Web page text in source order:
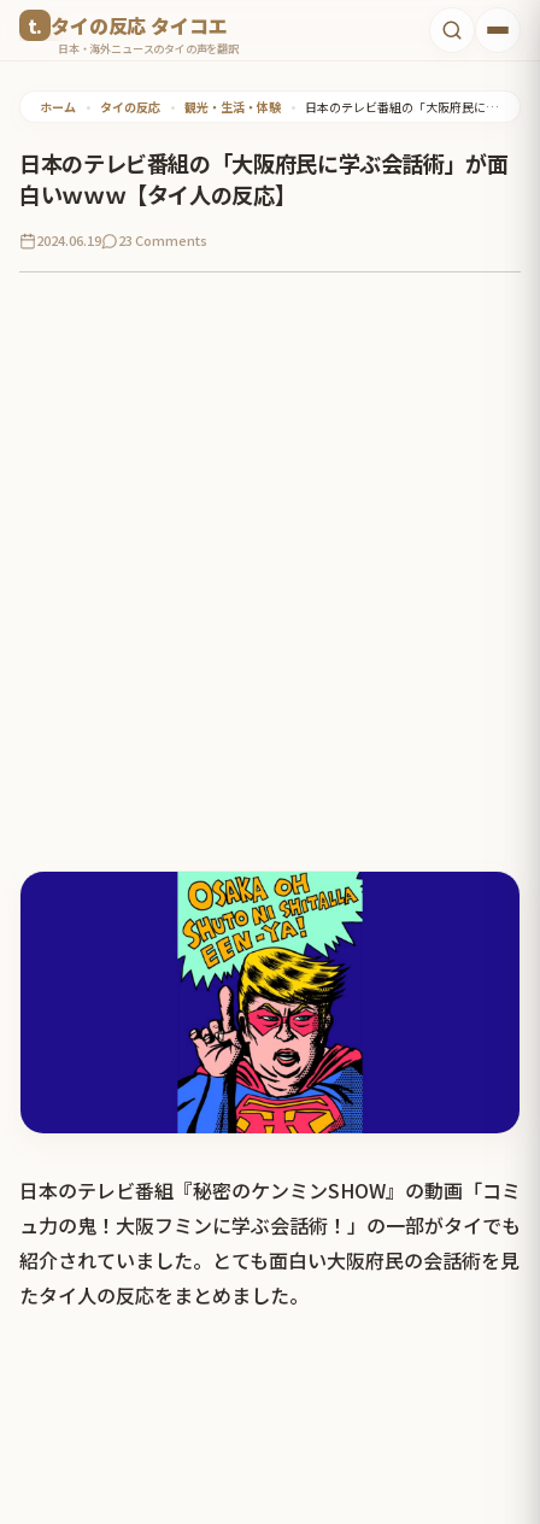
タイの反応 タイコエ
日本・海外ニュースのタイの声を翻訳
ホーム • タイの反応 • 観光・生活・体験 • 日本のテレビ番組の「大阪府民に学ぶ会話術」が面白いｗｗｗ【タイ人の反応】
日本のテレビ番組の「大阪府民に学ぶ会話術」が面
白いｗｗｗ【タイ人の反応】
2024.06.19 23 Comments
日本のテレビ番組『秘密のケンミンSHOW』の動画「コミ
ュ力の鬼！大阪フミンに学ぶ会話術！」の一部がタイでも
紹介されていました。とても面白い大阪府民の会話術を見
たタイ人の反応をまとめました。